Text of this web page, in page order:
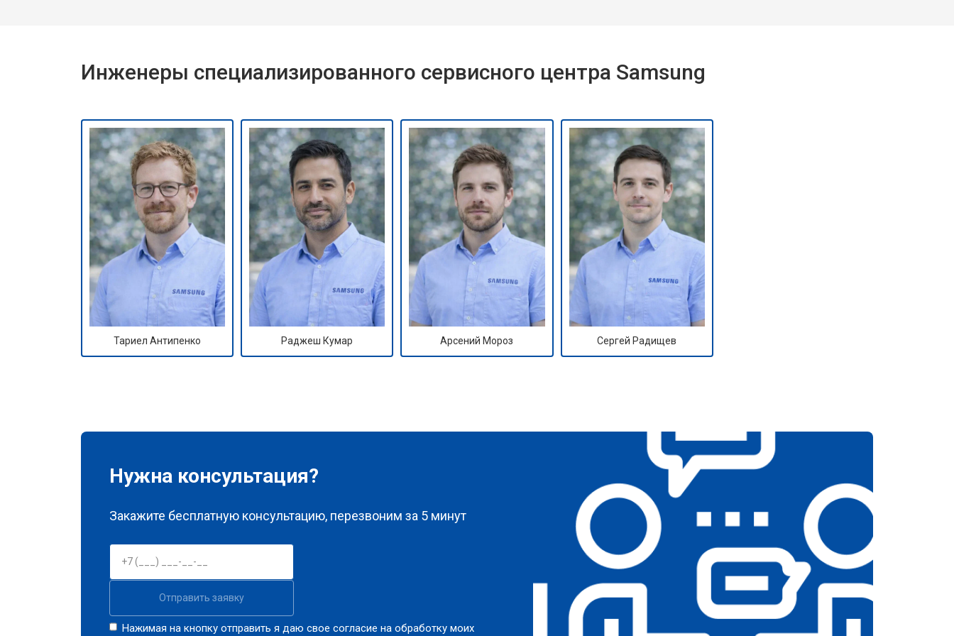
Инженеры специализированного сервисного центра Samsung
Тариел Антипенко Раджеш Кумар Арсений Мороз Сергей Радищев
Нужна консультация?
Закажите бесплатную консультацию, перезвоним за 5 минут
Отправить заявку
Нажимая на кнопку отправить я даю свое согласие на обработку моих